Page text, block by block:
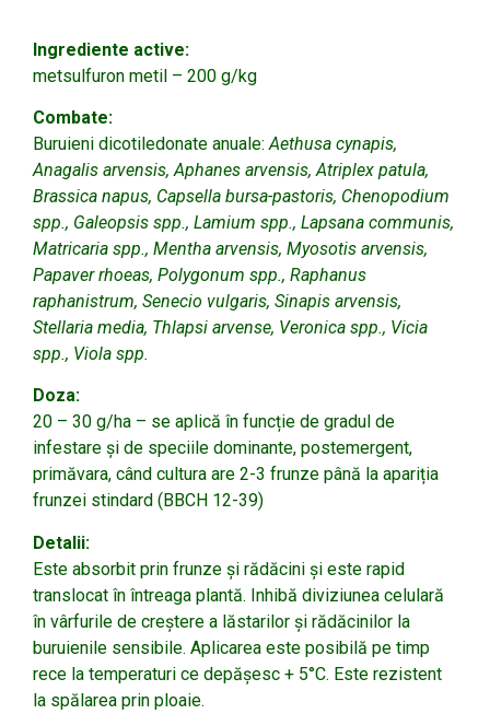
Ingrediente active:
metsulfuron metil – 200 g/kg
Combate:
Buruieni dicotiledonate anuale: Aethusa cynapis,
Anagalis arvensis, Aphanes arvensis, Atriplex patula,
Brassica napus, Capsella bursa-pastoris, Chenopodium
spp., Galeopsis spp., Lamium spp., Lapsana communis,
Matricaria spp., Mentha arvensis, Myosotis arvensis,
Papaver rhoeas, Polygonum spp., Raphanus
raphanistrum, Senecio vulgaris, Sinapis arvensis,
Stellaria media, Thlapsi arvense, Veronica spp., Vicia
spp., Viola spp.
Doza:
20 – 30 g/ha – se aplică în funcție de gradul de
infestare și de speciile dominante, postemergent,
primăvara, când cultura are 2-3 frunze până la apariția
frunzei stindard (BBCH 12-39)
Detalii:
Este absorbit prin frunze şi rădăcini şi este rapid
translocat în întreaga plantă. Inhibă diviziunea celulară
în vârfurile de creştere a lăstarilor şi rădăcinilor la
buruienile sensibile. Aplicarea este posibilă pe timp
rece la temperaturi ce depăşesc + 5°C. Este rezistent
la spălarea prin ploaie.